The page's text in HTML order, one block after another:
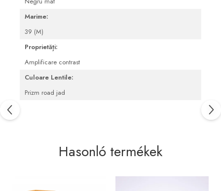
Blepharitis kezelése
Marime:
39 (M)
Proprietăți:
Amplificare contrast
Culoare Lentile:
Prizm road jad
Hasonló termékek